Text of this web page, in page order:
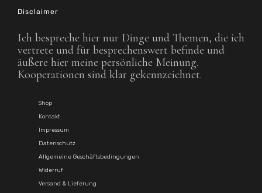
Disclaimer
Ich bespreche hier nur Dinge und Themen, die ich
vertrete und für besprechenswert befinde und
äußere hier meine persönliche Meinung.
Kooperationen sind klar gekennzeichnet.
Shop
Kontakt
Impressum
Datenschutz
Allgemeine Geschäftsbedingungen
Widerruf
Versand & Lieferung